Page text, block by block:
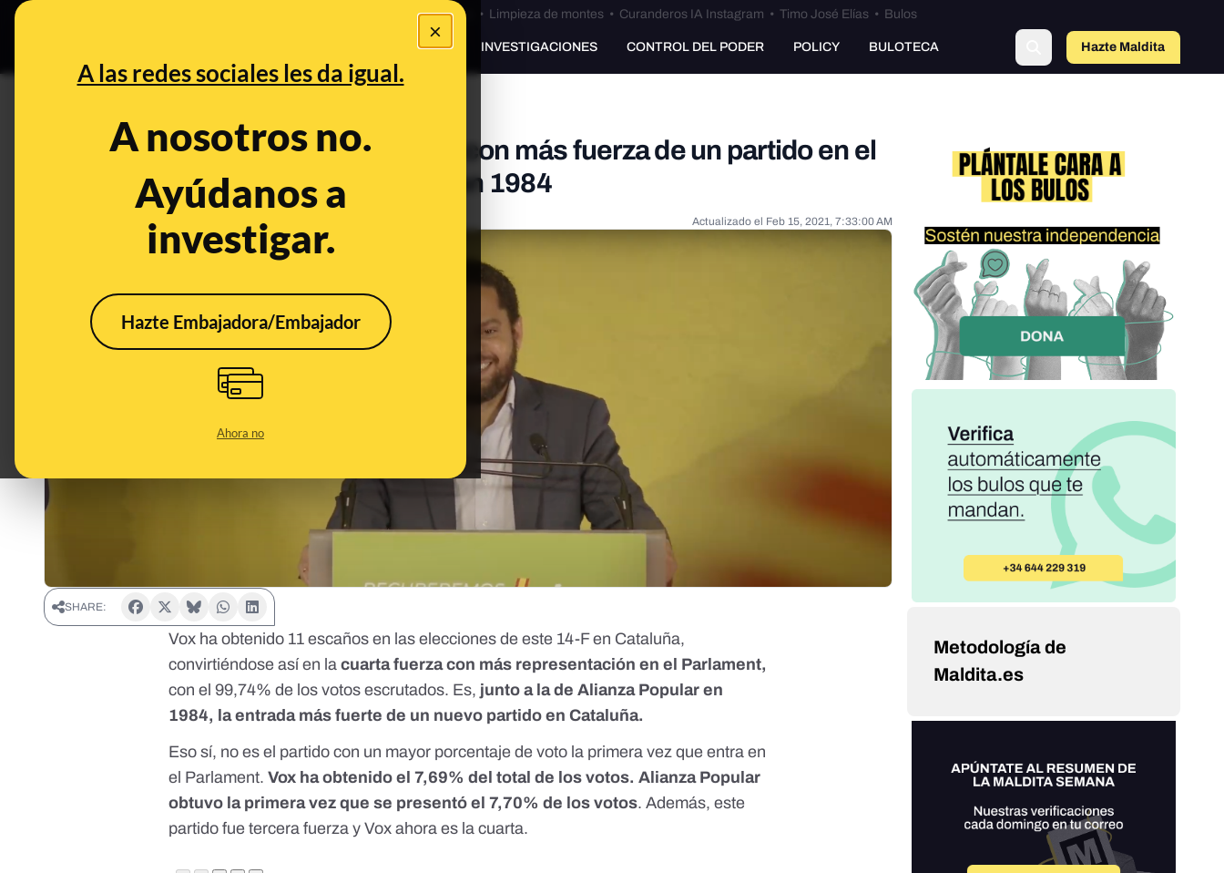
×
A las redes sociales les da igual.
A nosotros no.
Ayúdanos a
investigar.
Hazte Embajadora/Embajador
Ahora no
Bulos Ceuta • Limpieza de montes• Curanderos IA Instagram • Timo José Elías• Bulos
PREBUNKING INVESTIGACIONES CONTROL DEL PODER POLICY BULOTECA Hazte Maldita
Los 11 escaños de Vox: la entrada con más fuerza de un partido en el
Parlament desde Alianza Popular en 1984
Feb 15, 2021, 12:34:28 AM Actualizado el Feb 15, 2021, 7:33:00 AM
SHARE:
Vox ha obtenido 11 escaños en las elecciones de este 14-F en Cataluña,
convirtiéndose así en lacuarta fuerza con más representación en el Parlament,
con el 99,74% de los votos escrutados. Es, junto a la de Alianza Popular en
1984, la entrada más fuerte de un nuevo partido en Cataluña.
Eso sí, no es el partido con un mayor porcentaje de voto la primera vez que entra en
el Parlament.Vox ha obtenido el 7,69% del total de los votos. Alianza Popular
obtuvo la primera vez que se presentó el 7,70% de los votos. Además, este
partido fue tercera fuerza y Vox ahora es la cuarta.
Metodología de
Maldita.es